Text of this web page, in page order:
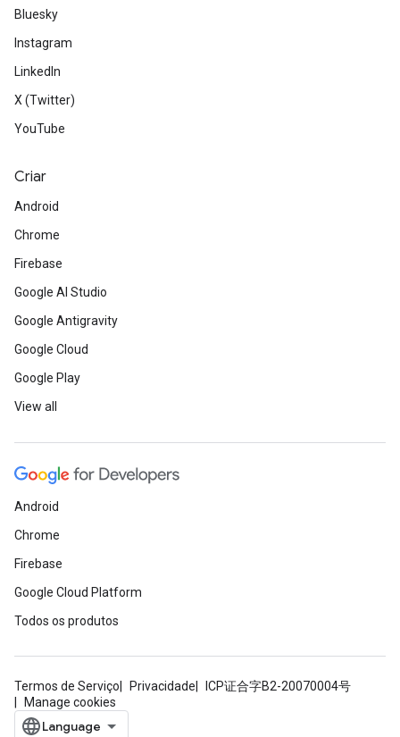
Bluesky
Instagram
LinkedIn
X (Twitter)
YouTube
Criar
Android
Chrome
Firebase
Google AI Studio
Google Antigravity
Google Cloud
Google Play
View all
Android
Chrome
Firebase
Google Cloud Platform
Todos os produtos
Termos de Serviço Privacidade
ICP证合字B2-20070004号
Manage cookies